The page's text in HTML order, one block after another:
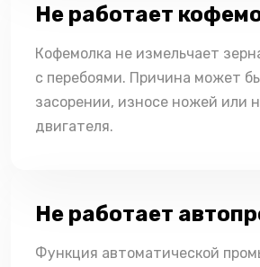
Не работает
Кофемолка не измельчает
с перебоями. Причина может
засорении, износе ножей или
двигателя.
Не работает
Функция автоматической